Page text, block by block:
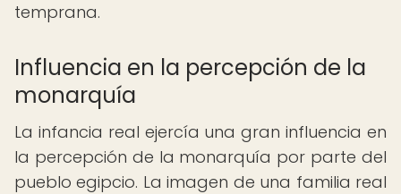
temprana.
Influencia en la percepción de la
monarquía
La infancia real ejercía una gran influencia en
la percepción de la monarquía por parte del
pueblo egipcio. La imagen de una familia real